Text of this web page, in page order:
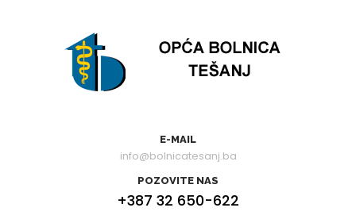
E-MAIL
info@bolnicatesanj.ba
POZOVITE NAS
+387 32 650-622